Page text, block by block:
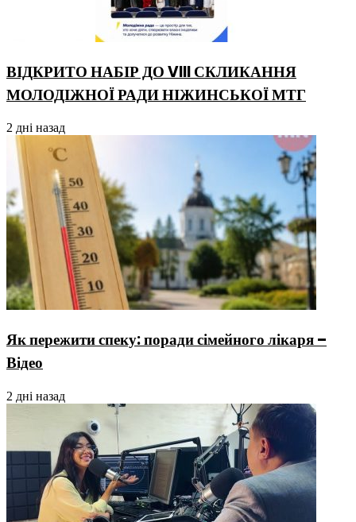
ВІДКРИТО НАБІР ДО VIII СКЛИКАННЯ
МОЛОДІЖНОЇ РАДИ НІЖИНСЬКОЇ МТГ
2 дні назад
Як пережити спеку: поради сімейного лікаря –
Відео
2 дні назад